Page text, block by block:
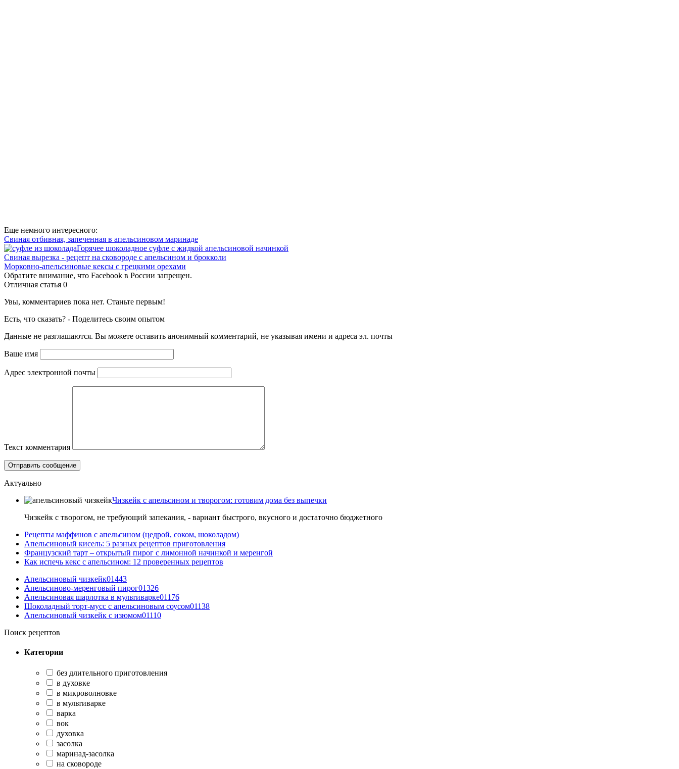
Еще немного интересного:
Свиная отбивная, запеченная в апельсиновом маринаде
Горячее шоколадное суфле с жидкой апельсиновой начинкой
Свиная вырезка - рецепт на сковороде с апельсином и брокколи
Морковно-апельсиновые кексы с грецкими орехами
Обратите внимание, что Facebook в России запрещен.
Отличная статья 0
Увы, комментариев пока нет. Станьте первым!
Есть, что сказать? - Поделитесь своим опытом
Данные не разглашаются. Вы можете оставить анонимный комментарий, не указывая имени и адреса эл. почты
Ваше имя
Адрес электронной почты
Текст комментария
Актуально
Чизкейк с апельсином и творогом: готовим дома без выпечки
Чизкейк с творогом, не требующий запекания, - вариант быстрого, вкусного и достаточно бюджетного
Рецепты маффинов с апельсином (цедрой, соком, шоколадом)
Апельсиновый кисель: 5 разных рецептов приготовления
Французский тарт – открытый пирог с лимонной начинкой и меренгой
Как испечь кекс с апельсином: 12 проверенных рецептов
Апельсиновый чизкейк01443
Апельсиново-меренговый пирог01326
Апельсиновая шарлотка в мультиварке01176
Шоколадный торт-мусс с апельсиновым соусом01138
Апельсиновый чизкейк с изюмом01110
Поиск рецептов
Категории
без длительного приготовления
в духовке
в микроволновке
в мультиварке
варка
вок
духовка
засолка
маринад-засолка
на сковороде